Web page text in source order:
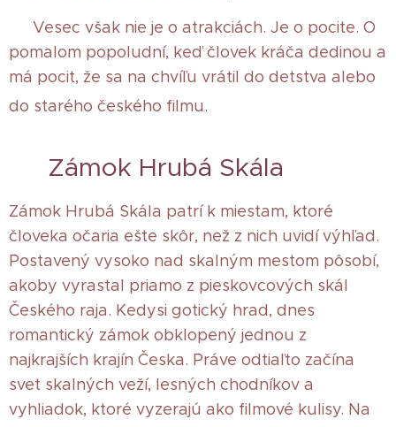
🌿 Vesec však nie je o atrakciách. Je o pocite. O
pomalom popoludní, keď človek kráča dedinou a
má pocit, že sa na chvíľu vrátil do detstva alebo
do starého českého filmu.
🏰 Zámok Hrubá Skála
Zámok Hrubá Skála patrí k miestam, ktoré
človeka očaria ešte skôr, než z nich uvidí výhľad.
Postavený vysoko nad skalným mestom pôsobí,
akoby vyrastal priamo z pieskovcových skál
Českého raja. Kedysi gotický hrad, dnes
romantický zámok obklopený jednou z
najkrajších krajín Česka. Práve odtiaľto začína
svet skalných veží, lesných chodníkov a
vyhliadok, ktoré vyzerajú ako filmové kulisy. Na